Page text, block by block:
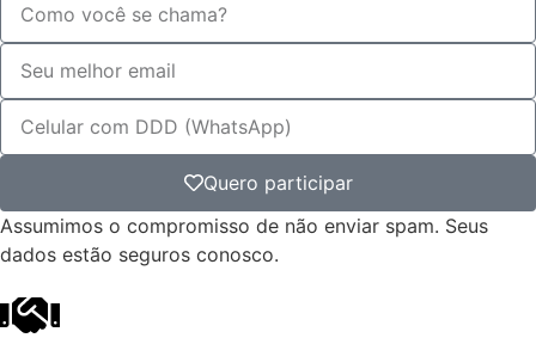
Quero participar
Assumimos o compromisso de não enviar spam. Seus
dados estão seguros conosco.